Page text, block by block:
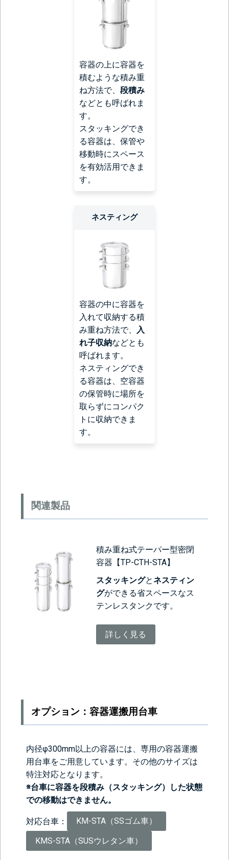
容器の上に容器を
積むような積み重
ね方法で、段積み
などとも呼ばれま
す。
スタッキングでき
る容器は、保管や
移動時にスペース
を有効活用できま
す。
ネスティング
容器の中に容器を
入れて収納する積
み重ね方法で、
入
れ子収納などとも
呼ばれます。
ネスティングでき
る容器は、空容器
の保管時に場所を
取らずにコンパク
トに収納できま
す。
関連製品
積み重ね式テーパー型密閉
容器【TP-CTH-STA】
スタッキングとネスティン
グができる省スペースなス
テンレスタンクです。
詳しく見る
オプション：容器運搬用台車
内径φ300mm以上の容器には、専用の容器運搬
用台車をご用意しています。その他のサイズは
特注対応となります。
※台車に容器を段積み（スタッキング）した状態
での移動はできません。
対応台車： KM-STA（SSゴム車）
KMS-STA（SUSウレタン車）